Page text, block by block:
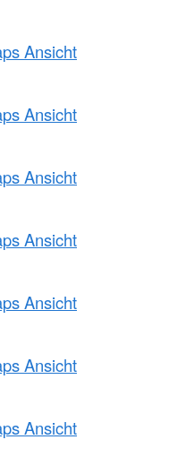
Ansicht
Ansicht
Ansicht
Ansicht
Ansicht
Ansicht
Ansicht